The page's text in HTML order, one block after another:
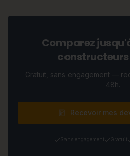
Comparez
Gratuit, sans engagement —
48h.
Recevoir mes
Sans engagement Gratuit